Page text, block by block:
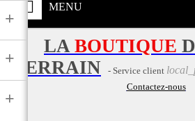
MENU
+
+
+
LA BOUTIQUE
TERRAIN
- Service client
Contactez-nous